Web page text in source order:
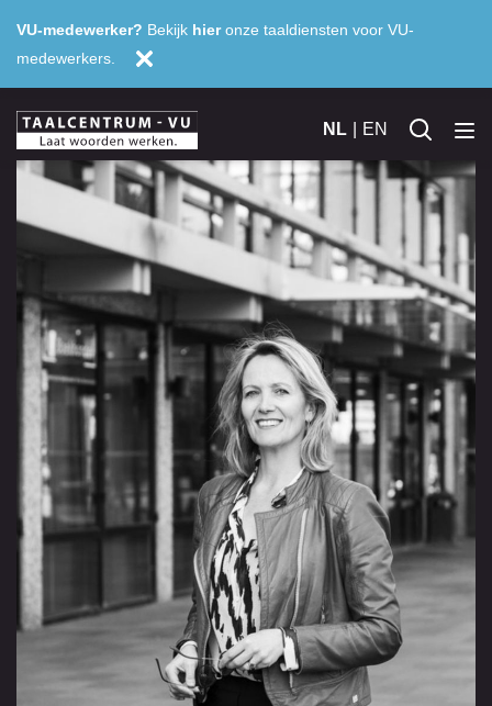
VU-medewerker? Bekijk hieronze taaldiensten voor VU-
medewerkers.
EN
NL